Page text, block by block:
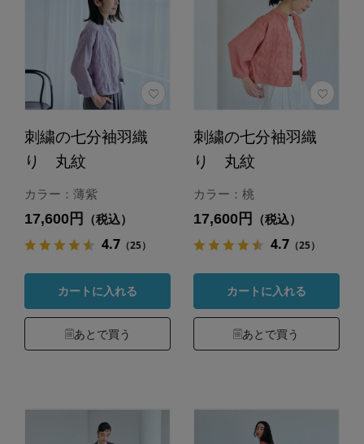
刺繍の七分袖羽織
り 丸紋
カラー：薄紫
17,600円 （税込）
4.7（25）
カートに入れる
あとで買う
刺繍の七分袖羽織
り 丸紋
カラー：桃
17,600円 （税込）
4.7（25）
カートに入れる
あとで買う